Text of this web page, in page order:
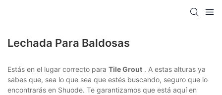
Lechada Para Baldosas
Estás en el lugar correcto para Tile Grout . A estas alturas ya
sabes que, sea lo que sea que estés buscando, seguro que lo
encontrarás en Shuode. Te garantizamos que está aquí en